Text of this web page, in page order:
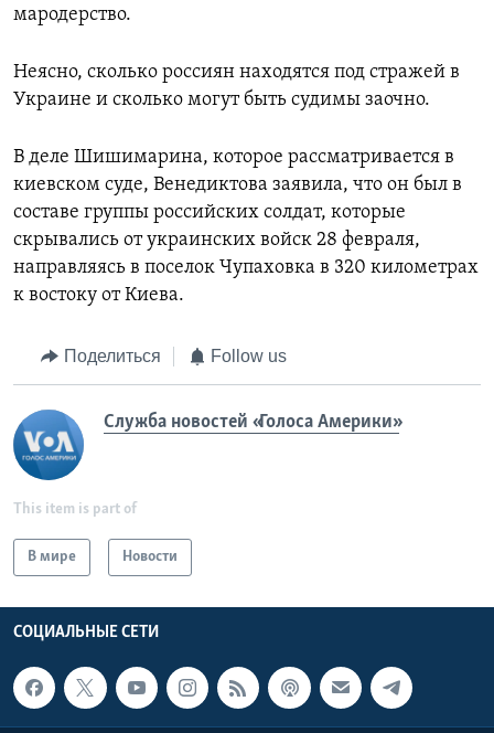
мародерство.
Неясно, сколько россиян находятся под стражей в
Украине и сколько могут быть судимы заочно.
В деле Шишимарина, которое рассматривается в
киевском суде, Венедиктова заявила, что он был в
составе группы российских солдат, которые
скрывались от украинских войск 28 февраля,
направляясь в поселок Чупаховка в 320 километрах
к востоку от Киева.
Поделиться Follow us
Служба новостей «Голоса Америки»
This item is part of
В мире Новости
СОЦИАЛЬНЫЕ СЕТИ